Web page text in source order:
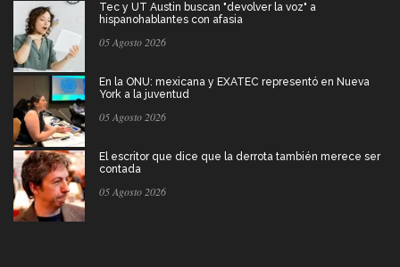
Tec y UT Austin buscan "devolver la voz" a
hispanohablantes con afasia
05 Agosto 2026
En la ONU: mexicana y EXATEC representó en Nueva
York a la juventud
05 Agosto 2026
El escritor que dice que la derrota también merece ser
contada
05 Agosto 2026